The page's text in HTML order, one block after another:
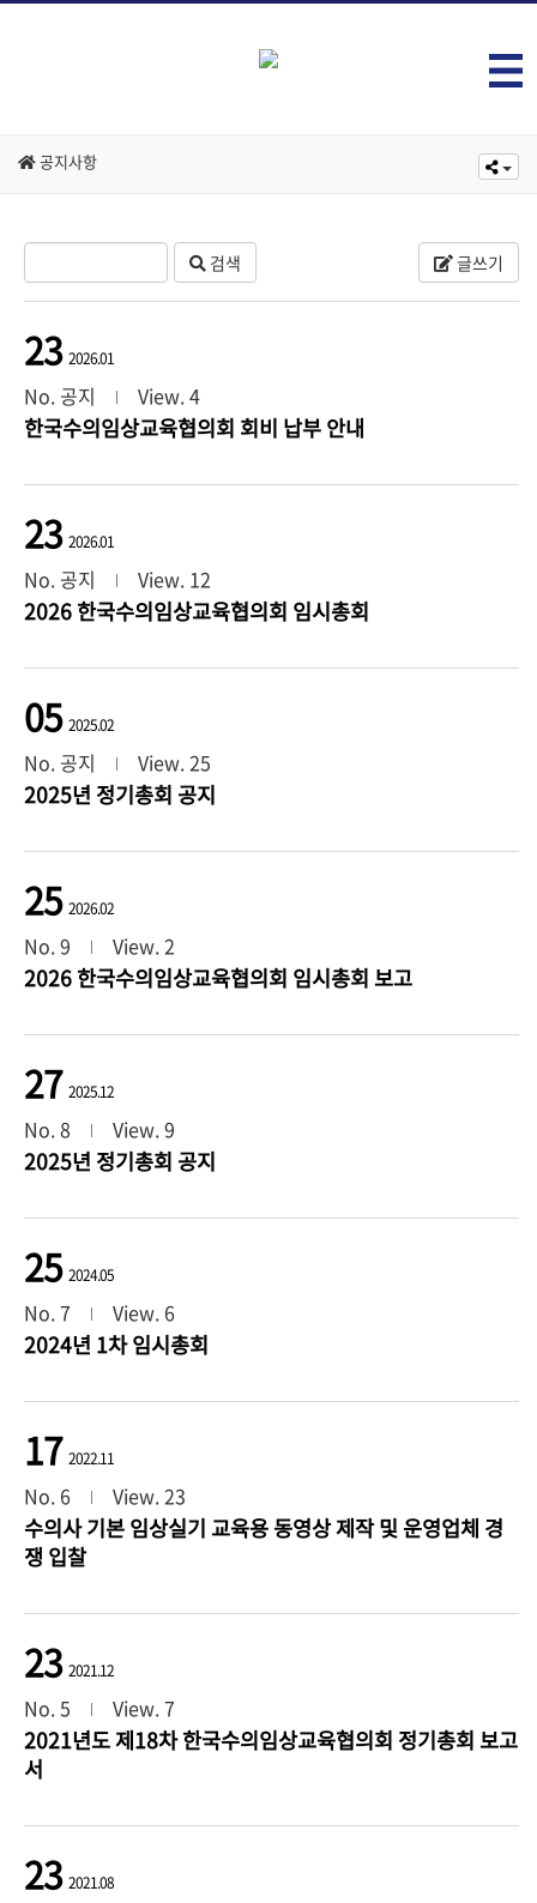
공지사항
검색 글쓰기
23 2026.01
No. 공지 View. 4
한국수의임상교육협의회 회비 납부 안내
23 2026.01
No. 공지 View. 12
2026 한국수의임상교육협의회 임시총회
05 2025.02
No. 공지 View. 25
2025년 정기총회 공지
25 2026.02
No. 9 View. 2
2026 한국수의임상교육협의회 임시총회 보고
27 2025.12
No. 8 View. 9
2025년 정기총회 공지
25 2024.05
No. 7 View. 6
2024년 1차 임시총회
17 2022.11
No. 6 View. 23
수의사 기본 임상실기 교육용 동영상 제작 및 운영업체 경
쟁 입찰
23 2021.12
No. 5 View. 7
2021년도 제18차 한국수의임상교육협의회 정기총회 보고
서
23 2021.08